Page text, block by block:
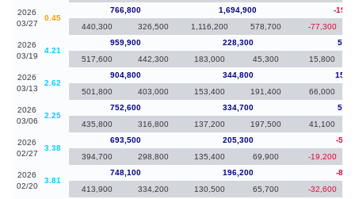
2026
03/27
0.45
766,800 1,694,900
-
440,300
326,500 1,116,200 578,700 -77,300
2026
03/19
4.21
959,900 228,300
517,600
442,300 183,000 45,300 15,800
2026
03/13
2.62
904,800 344,800
501,800
403,000 153,400 191,400 66,000
2026
03/06
2.25
752,600 334,700
435,800
316,800 137,200 197,500 41,100
2026
02/27
3.38
693,500 205,300
-
394,700
298,800 135,400 69,900 -19,200
2026
02/20
3.81
748,100 196,200
-
413,900
334,200 130,500 65,700 -32,600